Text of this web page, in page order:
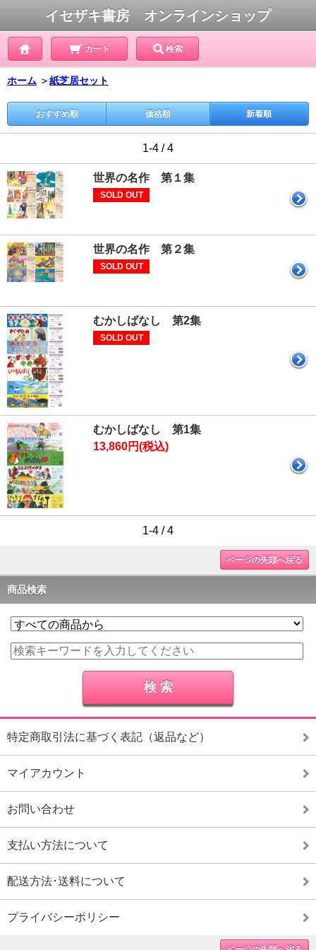
イセザキ書房 オンラインショップ
カート 検索
ホーム ＞紙芝居セット
おすすめ順 価格順 新着順
1-4 / 4
世界の名作 第１集
SOLD OUT
世界の名作 第２集
SOLD OUT
むかしばなし 第2集
SOLD OUT
むかしばなし 第1集
13,860円(税込)
1-4 / 4
ページの先頭へ戻る
商品検索
特定商取引法に基づく表記（返品など）
マイアカウント
お問い合わせ
支払い方法について
配送方法･送料について
プライバシーポリシー